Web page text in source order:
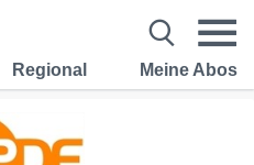
Regional Meine Abos